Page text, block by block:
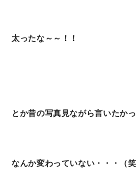
太ったな～～！！
とか昔の写真見ながら言いたかっ
なんか変わっていない・・・（笑